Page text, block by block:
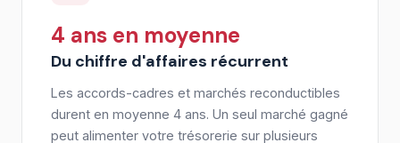
4 ans en moyenne
Du chiffre d'affaires récurrent
Les accords-cadres et marchés reconductibles
durent en moyenne 4 ans. Un seul marché gagné
peut alimenter votre trésorerie sur plusieurs